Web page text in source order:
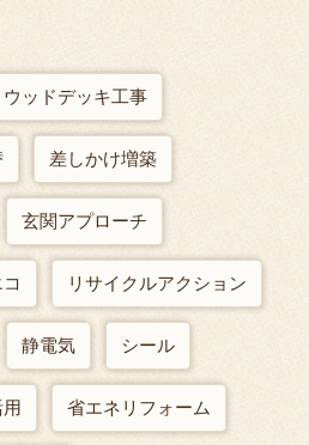
ウッドデッキ工事
差しかけ増築
玄関アプローチ
リサイクルアクション
静電気 シール
省エネリフォーム